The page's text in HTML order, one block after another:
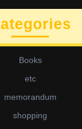
Books
etc
memorandum
shopping